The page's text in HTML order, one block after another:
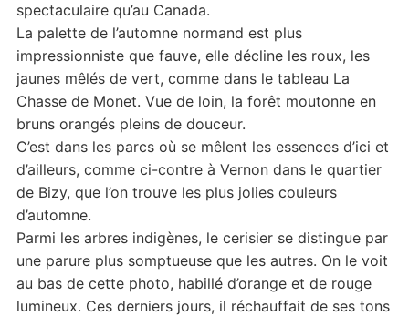
spectaculaire qu’au Canada.
La palette de l’automne normand est plus
impressionniste que fauve, elle décline les roux, les
jaunes mêlés de vert, comme dans le tableau La
Chasse de Monet. Vue de loin, la forêt moutonne en
bruns orangés pleins de douceur.
C’est dans les parcs où se mêlent les essences d’ici et
d’ailleurs, comme ci-contre à Vernon dans le quartier
de Bizy, que l’on trouve les plus jolies couleurs
d’automne.
Parmi les arbres indigènes, le cerisier se distingue par
une parure plus somptueuse que les autres. On le voit
au bas de cette photo, habillé d’orange et de rouge
lumineux. Ces derniers jours, il réchauffait de ses tons